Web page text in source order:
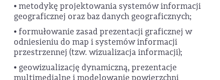
• metodykę projektowania systemów informacji
geograficznej oraz baz danych geograficznych;
• formułowanie zasad prezentacji graficznej w
odniesieniu do map i systemów informacji
przestrzennej (tzw. wizualizacja informacji);
• geowizualizację dynamiczną, prezentacje